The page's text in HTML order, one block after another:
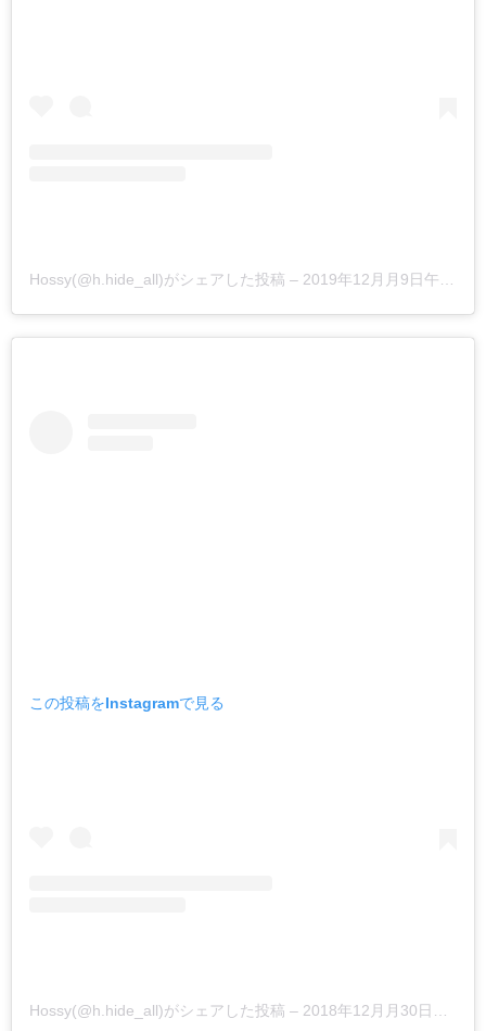
Hossy(@h.hide_all)がシェアした投稿 – 2019年12月月9日午後3時00分PST
この投稿をInstagramで見る
Hossy(@h.hide_all)がシェアした投稿 – 2018年12月月30日午後7時18分PST